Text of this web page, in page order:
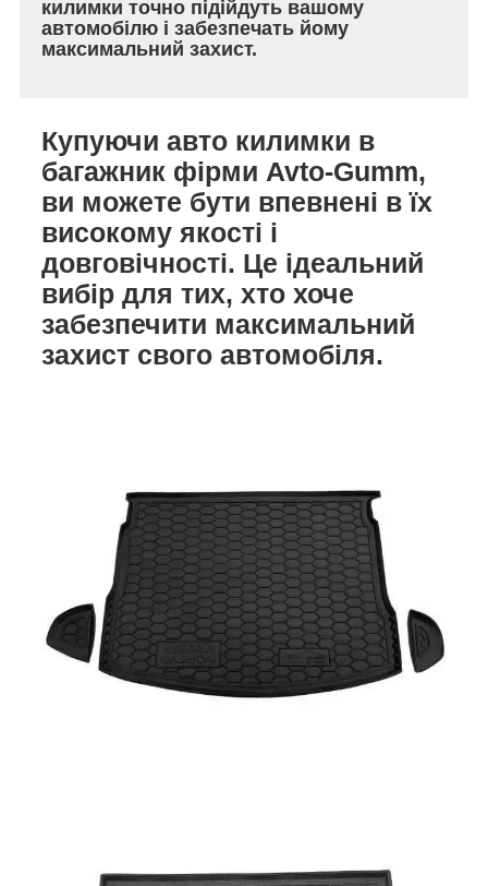
килимки точно підійдуть вашому
автомобілю і забезпечать йому
максимальний захист.
Купуючи авто килимки в
багажник фірми Avto-Gumm,
ви можете бути впевнені в їх
високому якості і
довговічності. Це ідеальний
вибір для тих, хто хоче
забезпечити максимальний
захист свого автомобіля.